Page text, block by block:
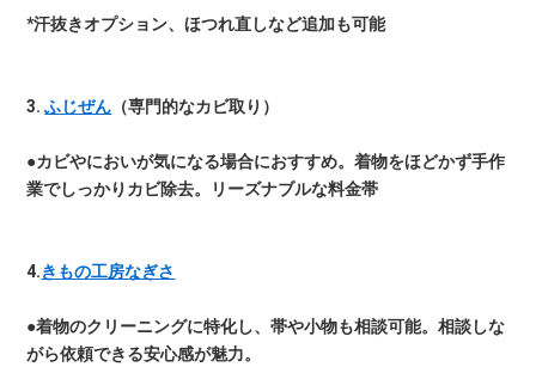
*汗抜きオプション、ほつれ直しなど追加も可能
3.ふじぜん （専門的なカビ取り）
●カビやにおいが気になる場合におすすめ。着物をほどかず手作
業でしっかりカビ除去。リーズナブルな料金帯
4.きもの工房なぎさ
●着物のクリーニングに特化し、帯や小物も相談可能。相談しな
がら依頼できる安心感が魅力。